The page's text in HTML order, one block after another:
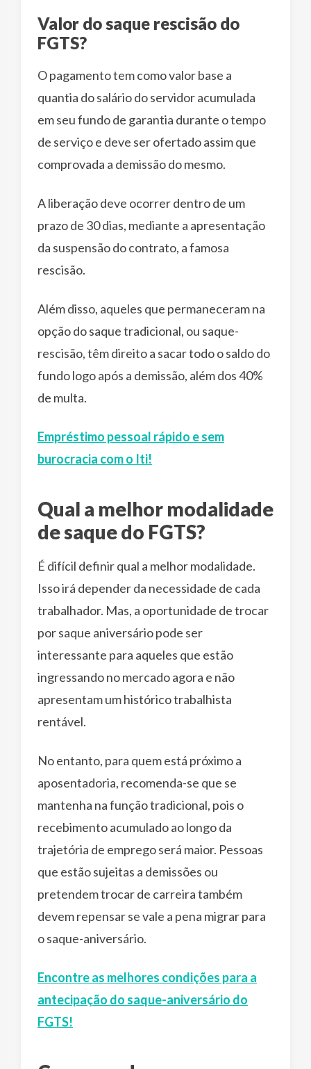
Valor do saque rescisão do
FGTS?
O pagamento tem como valor base a
quantia do salário do servidor acumulada
em seu fundo de garantia durante o tempo
de serviço e deve ser ofertado assim que
comprovada a demissão do mesmo.
A liberação deve ocorrer dentro de um
prazo de 30 dias, mediante a apresentação
da suspensão do contrato, a famosa
rescisão.
Além disso, aqueles que permaneceram na
opção do saque tradicional, ou saque-
rescisão, têm direito a sacar todo o saldo do
fundo logo após a demissão, além dos 40%
de multa.
Empréstimo pessoal rápido e sem
burocracia com o Iti!
Qual a melhor modalidade
de saque do FGTS?
É difícil definir qual a melhor modalidade.
Isso irá depender da necessidade de cada
trabalhador. Mas, a oportunidade de trocar
por saque aniversário pode ser
interessante para aqueles que estão
ingressando no mercado agora e não
apresentam um histórico trabalhista
rentável.
No entanto, para quem está próximo a
aposentadoria, recomenda-se que se
mantenha na função tradicional, pois o
recebimento acumulado ao longo da
trajetória de emprego será maior. Pessoas
que estão sujeitas a demissões ou
pretendem trocar de carreira também
devem repensar se vale a pena migrar para
o saque-aniversário.
Encontre as melhores condições para a
antecipação do saque-aniversário do
FGTS!